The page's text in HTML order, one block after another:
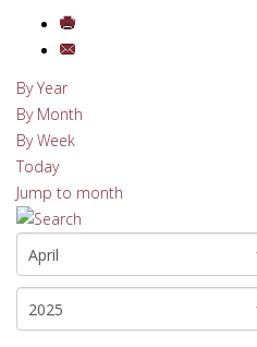
By Year
By Month
By Week
Today
Jump to month